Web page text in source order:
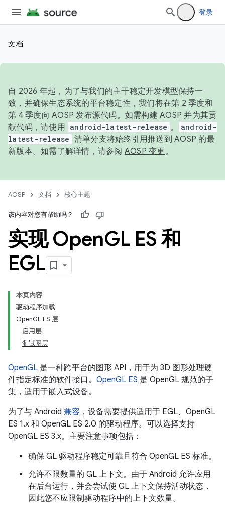
登录
文档
自 2026 年起，为了与我们的主干稳定开发模型保持一
致，并确保生态系统的平台稳定性，我们将在第 2 季度和
第 4 季度向 AOSP 发布源代码。如需构建 AOSP 并为其贡
献代码，请使用 android-latest-release 。
android-
latest-release 清单分支将始终引用推送到 AOSP 的最
新版本。如需了解详情，请参阅 AOSP 变更。
AOSP 文档 核心主题
该内容对您有帮助吗？
实现 OpenGL ES 和
EGL
本页内容
驱动程序加载
OpenGL ES 层
启用层
测试图层
OpenGL 是一种跨平台的图形 API，用于为 3D 图形处理硬
件指定标准的软件接口。 OpenGL ES 是 OpenGL 规范的子
集，适用于嵌入式设备。
为了与 Android 兼容 ，设备需要提供适用于 EGL、OpenGL
ES 1.x 和 OpenGL ES 2.0 的驱动程序。可以选择支持
OpenGL ES 3.x。主要注意事项包括：
确保 GL 驱动程序稳定可靠且符合 OpenGL ES 标准。
允许不限数量的 GL 上下文。由于 Android 允许应用
在后台运行，并会尝试使 GL 上下文保持活动状态，
因此您不应限制驱动程序中的上下文数量。